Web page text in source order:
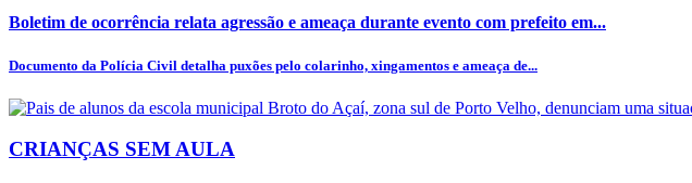
Boletim de ocorrência relata agressão e ameaça durante evento com prefeito em...
Documento da Polícia Civil detalha puxões pelo colarinho, xingamentos e ameaça de...
CRIANÇAS SEM AULA